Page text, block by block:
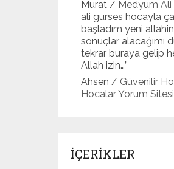
Murat / Medyum Ali
ali gurses hocayla
başladım yeni
sonuçlar alacağımı
tekrar buraya gelip
Allah izin…”
Ahsen / Güvenilir
Hocalar Yorum Sitesi
İÇERİKLER